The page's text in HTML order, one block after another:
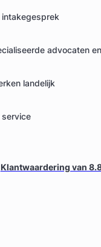
intakegesprek
advocaten
landelijk
service
Klantwaardering van